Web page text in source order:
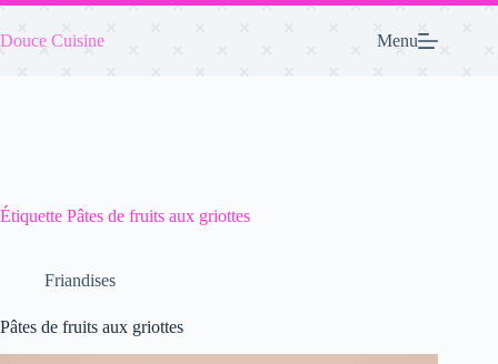
Passer
contenu
Douce Cuisine Menu
Étiquette Pâtes de fruits aux griottes
Friandises
Pâtes de fruits aux griottes